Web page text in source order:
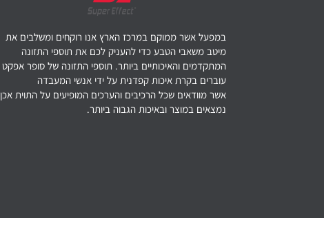
במפעל אשר ממוקם במרכז הארץ אנו רוקחים ומשלבים את
מיטב משאבי הטבע כדי להעניק לכם את תוספי התזונה
המתקדמים והאיכותיים ביותר. תוספי התזונה של סופר אפקט
עוברים בקרת איכות קפדנית על ידי אנשי המעבדה
אשר מוודאים שכל הרכיבים והערכים המופיעים על התוית אכן
נמצאים במוצר ובאיכות הגבוה ביותר.